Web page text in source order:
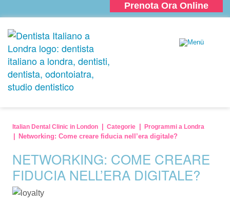
Prenota Ora Online
Italian Dental Clinic in London Categorie Programmi a Londra
Networking: Come creare fiducia nell’era digitale?
NETWORKING: COME CREARE
FIDUCIA NELL’ERA DIGITALE?